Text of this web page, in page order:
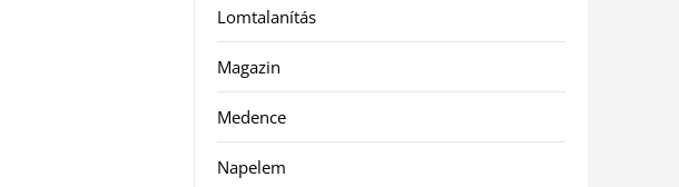
Lomtalanítás
Magazin
Medence
Napelem